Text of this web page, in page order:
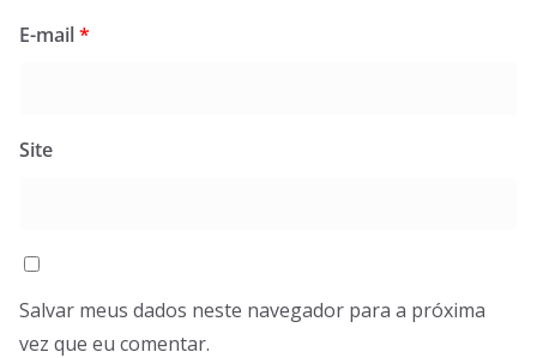
E-mail*
Site
Salvar meus dados neste navegador para a próxima
vez que eu comentar.